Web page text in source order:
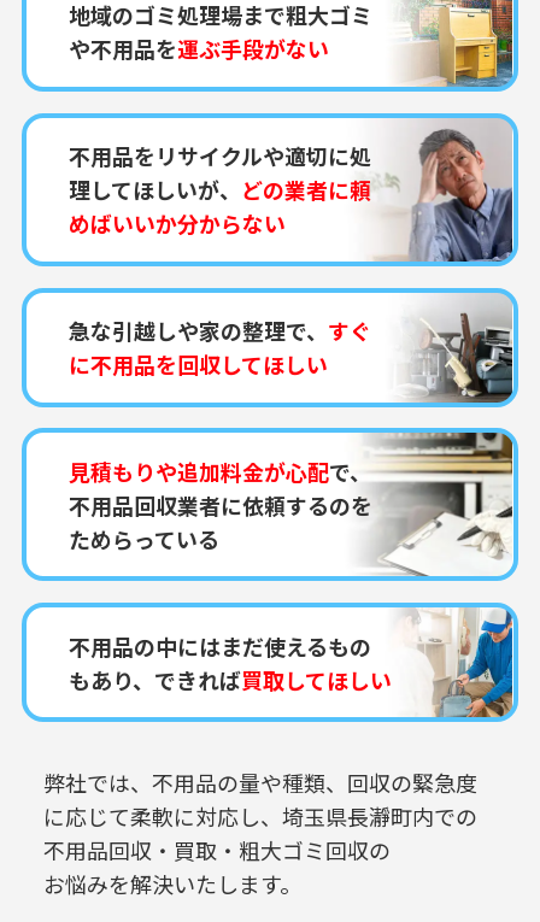
地域のゴミ処理場まで粗大ゴミ
や不用品を運ぶ手段がない
不用品をリサイクルや適切に処
理してほしいが、 どの業者に頼
めばいいか分からない
急な引越しや家の整理で、 すぐ
に不用品を回収してほしい
見積もりや追加料金が心配で、
不用品回収業者に依頼するのを
ためらっている
不用品の中にはまだ使えるもの
もあり、できれば買取してほしい
弊社では、不用品の量や種類、回収の緊急度
に応じて柔軟に対応し、 埼玉県長瀞町内での
不用品回収・買取・粗大ゴミ回収の
お悩みを解決いたします。